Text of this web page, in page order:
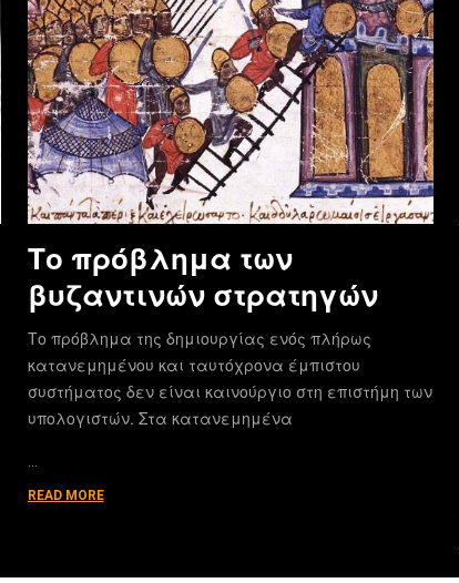
Το πρόβλημα των
βυζαντινών στρατηγών
Το πρόβλημα της δημιουργίας ενός πλήρως
κατανεμημένου και ταυτόχρονα έμπιστου
συστήματος δεν είναι καινούργιο στη επιστήμη των
υπολογιστών. Στα κατανεμημένα
READ MORE